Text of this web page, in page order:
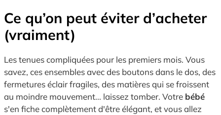
Ce qu’on peut éviter d’acheter
(vraiment)
Les tenues compliquées pour les premiers mois. Vous
savez, ces ensembles avec des boutons dans le dos, des
fermetures éclair fragiles, des matières qui se froissent
au moindre mouvement... laissez tomber. Votre bébé
s'en fiche complètement d'être élégant, et vous allez